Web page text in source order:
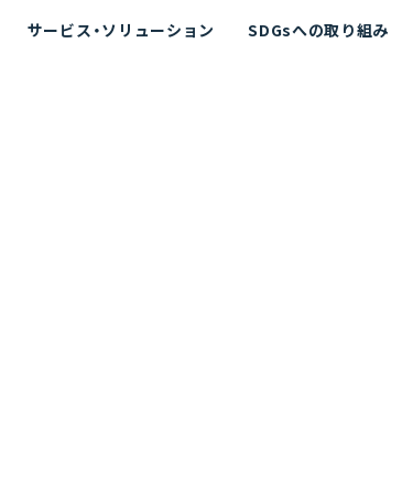
サービス・ソリューション SDGsへの取り組み